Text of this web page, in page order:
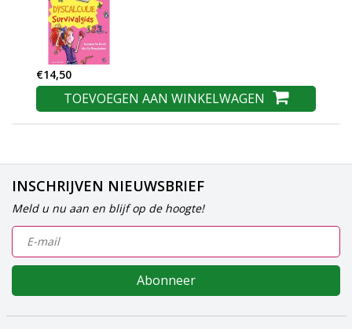
€14,50
TOEVOEGEN AAN WINKELWAGEN
INSCHRIJVEN NIEUWSBRIEF
Meld u nu aan en blijf op de hoogte!
Abonneer